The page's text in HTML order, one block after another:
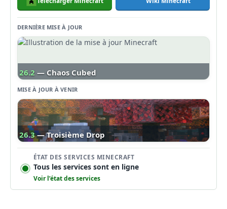
DERNIÈRE MISE À JOUR
26.2 — Chaos Cubed
MISE À JOUR À VENIR
26.3 — Troisième Drop
ÉTAT DES SERVICES MINECRAFT
Tous les services sont en ligne
Voir l’état des services